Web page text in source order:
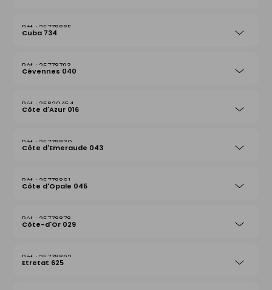
25778885
Cuba 734
25778793
Cévennes 040
25820454
Côte d'Azur 016
25778830
Côte d'Emeraude 043
25778861
Côte d'Opale 045
25778878
Côte-d'Or 029
25778892
Etretat 625